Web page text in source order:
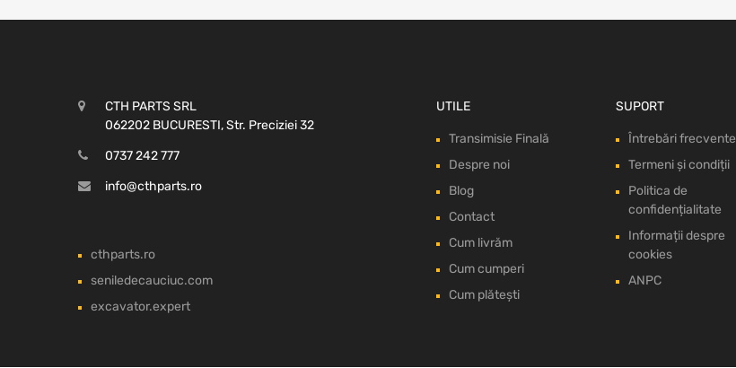
CTH PARTS SRL
062202 BUCURESTI, Str. Preciziei 32
0737 242 777
info@cthparts.ro
cthparts.ro
seniledecauciuc.com
excavator.expert
UTILE
Transimisie Finală
Despre noi
Blog
Contact
Cum livrăm
Cum cumperi
Cum plătești
SUPORT
Întrebări frecvente
Termeni și condiții
Politica de
confidențialitate
Informații despre
cookies
ANPC